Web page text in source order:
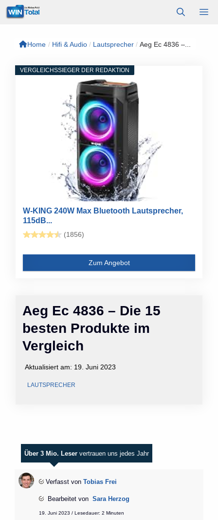
Zum
Inhalt
Home / Hifi & Audio / Lautsprecher / Aeg Ec 4836 –...
Aeg Ec 4836 – Die 15
besten Produkte im
Vergleich
Aktualisiert am: 19. Juni 2023
LAUTSPRECHER
VERGLEICHSSIEGER DER REDAKTION
W-KING 240W Max Bluetooth Lautsprecher,
115dB...
(1856)
Zum Angebot
Über 3 Mio. Leser vertrauen uns jedes Jahr
Verfasst von Tobias Frei
Bearbeitet von Sara Herzog
19. Juni 2023 / Lesedauer: 2 Minuten